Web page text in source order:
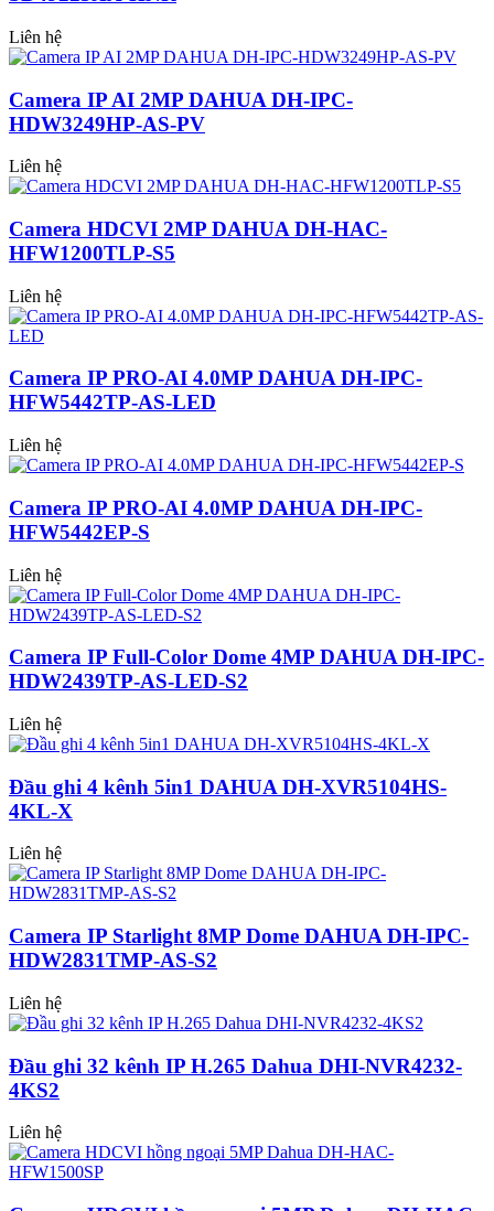
Liên hệ
Camera IP AI 2MP DAHUA DH-IPC-
HDW3249HP-AS-PV
Liên hệ
Camera HDCVI 2MP DAHUA DH-HAC-
HFW1200TLP-S5
Liên hệ
Camera IP PRO-AI 4.0MP DAHUA DH-IPC-
HFW5442TP-AS-LED
Liên hệ
Camera IP PRO-AI 4.0MP DAHUA DH-IPC-
HFW5442EP-S
Liên hệ
Camera IP Full-Color Dome 4MP DAHUA DH-IPC-
HDW2439TP-AS-LED-S2
Liên hệ
Đầu ghi 4 kênh 5in1 DAHUA DH-XVR5104HS-
4KL-X
Liên hệ
Camera IP Starlight 8MP Dome DAHUA DH-IPC-
HDW2831TMP-AS-S2
Liên hệ
Đầu ghi 32 kênh IP H.265 Dahua DHI-NVR4232-
4KS2
Liên hệ